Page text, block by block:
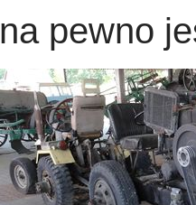
na pewno